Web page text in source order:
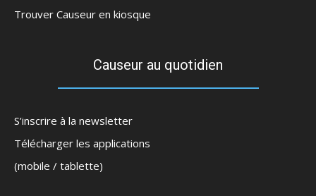
Trouver Causeur en kiosque
Causeur au quotidien
S’inscrire à la newsletter
Télécharger les applications
(mobile / tablette)